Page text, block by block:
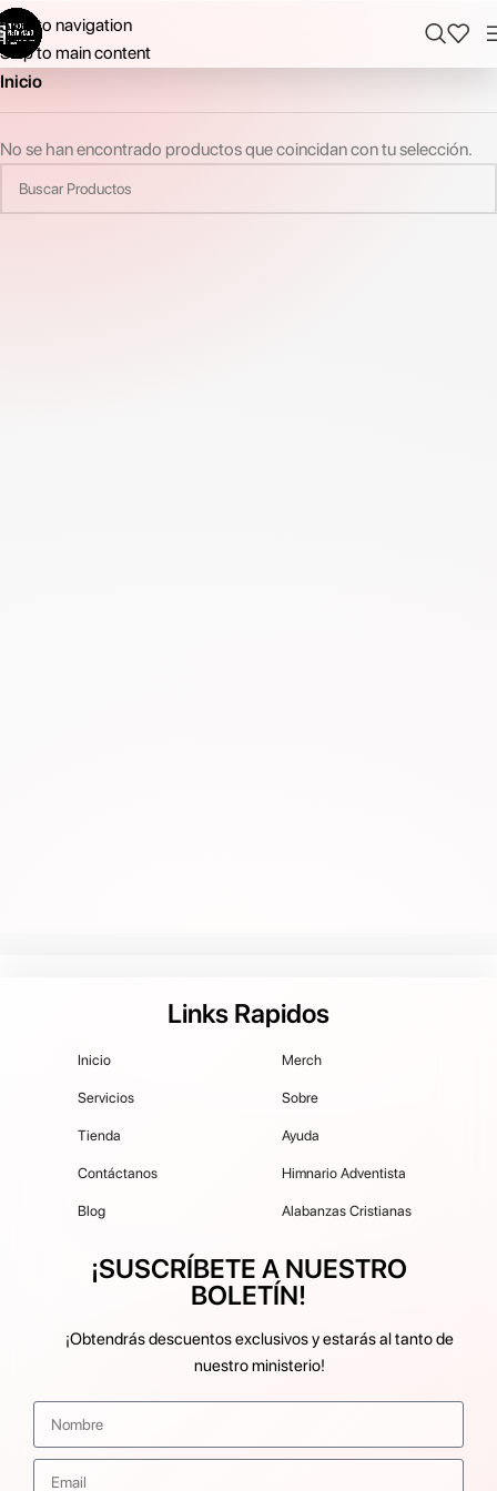
Skip to navigation
Skip to main content
Inicio
No se han encontrado productos que coincidan con tu selección.
Links Rapidos
Inicio
Servicios
Tienda
Contáctanos
Blog
Merch
Sobre
Ayuda
Himnario Adventista
Alabanzas Cristianas
¡SUSCRÍBETE A NUESTRO
BOLETÍN!
¡Obtendrás descuentos exclusivos y estarás al tanto de
nuestro ministerio!